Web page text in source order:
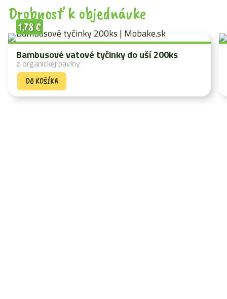
Drobnosť k objednávke
Bambusové vatové tyčinky do uší 200ks
1,78€
z organickej bavlny
DO KOŠÍKA